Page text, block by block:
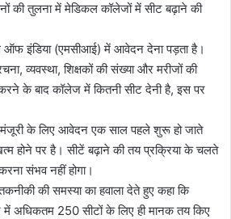
की तुलना में मेडिकल कॉलेजों में सीट बढ़ाने की
इंडिया (एमसीआई) में आवेदन देना पड़ता है।
व्यवस्था, शिक्षकों की संख्या और मरीजों की
के बाद कॉलेज में कितनी सीट देनी है, इस पर
मंजूरी के लिए आवेदन एक साल पहले शुरू हो जाते
होने पर है। सीटें बढ़ाने की तय प्रक्रिया के चलते
संभव नहीं होगा।
की समस्या का हवाला देते हुए कहा कि
अधिकतम 250 सीटों के लिए ही मानक तय किए